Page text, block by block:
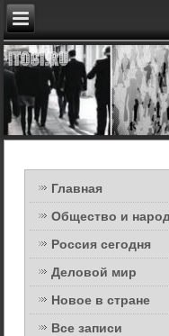
Главная
Общество и
Россия сегодня
Деловой мир
Новое в стране
Все записи